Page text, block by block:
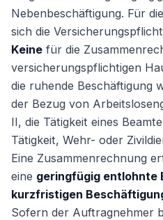
Nebenbeschäftigung. Für
sich die
Keine für die
versicherungspflichtigen
die ruhende Beschäftigung
der Bezug von
II, die Tätigkeit eines
Tätigkeit, Wehr- oder
Eine Zusammenrechnung
eine geringfügig entlohnte
kurzfristigen
Sofern der Auftragnehmer